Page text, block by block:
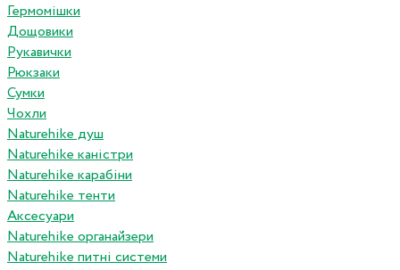
Гермомішки
Дощовики
Рукавички
Рюкзаки
Сумки
Чохли
Naturehike душ
Naturehike каністри
Naturehike карабіни
Naturehike тенти
Аксесуари
Naturehike органайзери
Naturehike питні системи